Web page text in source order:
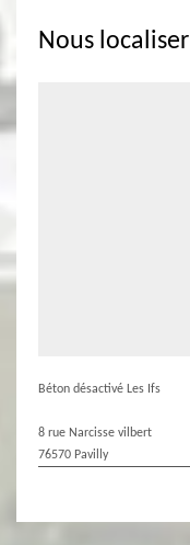
Nous localiser
Béton désactivé Les Ifs
8 rue Narcisse vilbert
76570 Pavilly